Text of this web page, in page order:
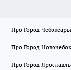
Про Город Чебоксары
Про Город
Про Город Ярославль